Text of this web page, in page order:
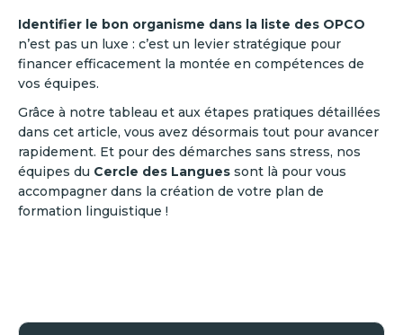
Identifier le bon organisme dans la liste des OPCO
n’est pas un luxe : c’est un levier stratégique pour
financer efficacement la montée en compétences de
vos équipes.
Grâce à notre tableau et aux étapes pratiques détaillées
dans cet article, vous avez désormais tout pour avancer
rapidement. Et pour des démarches sans stress, nos
équipes du Cercle des Langues sont là pour vous
accompagner dans la création de votre plan de
formation linguistique !